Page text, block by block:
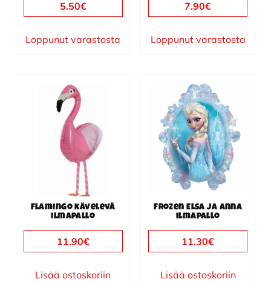
5.50€
Loppunut varastosta
7.90€
Loppunut varastosta
Flamingo kävelevä
ilmapallo
11.90€
Lisää ostoskoriin
Frozen Elsa ja Anna
ilmapallo
11.30€
Lisää ostoskoriin